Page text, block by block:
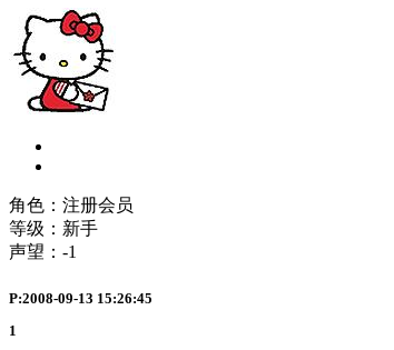
角色：注册会员
等级：新手
声望： -1
P:2008-09-13 15:26:45
1